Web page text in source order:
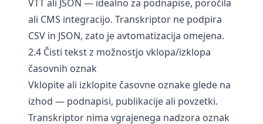
VTT ali JSON — idealno za podnapise, poročila
ali CMS integracijo. Transkriptor ne podpira
CSV in JSON, zato je avtomatizacija omejena.
2.4 Čisti tekst z možnostjo vklopa/izklopa
časovnih oznak
Vklopite ali izklopite časovne oznake glede na
izhod — podnapisi, publikacije ali povzetki.
Transkriptor nima vgrajenega nadzora oznak